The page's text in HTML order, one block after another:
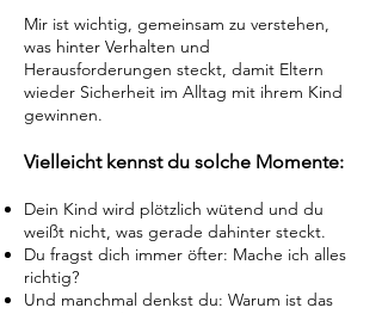
Mir ist wichtig, gemeinsam zu verstehen,
was hinter Verhalten und
Herausforderungen steckt, damit Eltern
wieder Sicherheit im Alltag mit ihrem Kind
gewinnen.
Vielleicht kennst du solche Momente:
Dein Kind wird plötzlich wütend und du
weißt nicht, was gerade dahinter steckt.
Du fragst dich immer öfter: Mache ich alles
richtig?
Und manchmal denkst du: Warum ist das